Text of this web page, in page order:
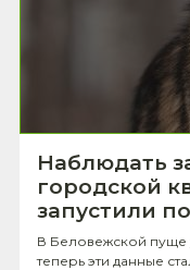
Наблюдать
городской
запустили
В Беловежской пуще
теперь эти данные